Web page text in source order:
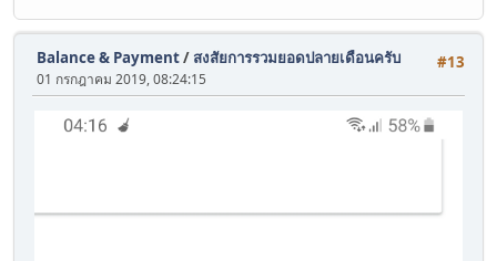
#13
Balance & Payment/ สงสัยการรวมยอดปลายเดือนครับ
01 กรกฎาคม 2019, 08:24:15